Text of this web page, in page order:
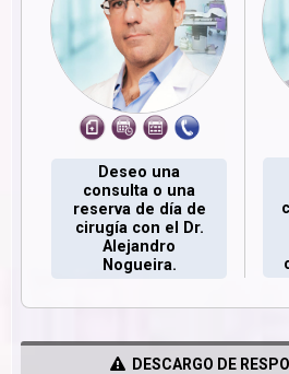
Deseo una
consulta o una
reserva de día de
cirugía con el Dr.
Alejandro
Nogueira.
DESCARGO DE